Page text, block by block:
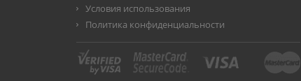
Условия использования
Политика конфиденциальности